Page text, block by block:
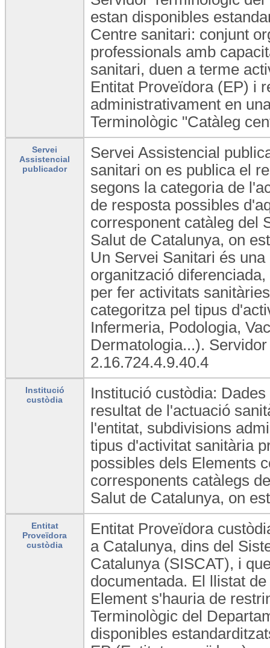
estan disponibles
Centre sanitari: conjunt
professionals amb
sanitari, duen a terme
Entitat Proveïdora (EP) i
administrativament en
Terminològic "Catàleg
Servei
Assistencial
publicador
Servei Assistencial
sanitari on es publica el
segons la categoria de
de resposta possibles
corresponent catàleg del
Salut de Catalunya, on
Un Servei Sanitari és
organització
per fer activitats
categoritza pel tipus
Infermeria, Podologia,
Dermatologia...).
2.16.724.4.9.40.4
Institució
custòdia
Institució custòdia:
resultat de l'actuació
l'entitat, subdivisions
tipus d'activitat sanitària
possibles dels Elements
corresponents catàlegs
Salut de Catalunya, on
Entitat
Proveïdora
custòdia
Entitat Proveïdora
a Catalunya, dins del
Catalunya (SISCAT), i
documentada. El llistat
Element s'hauria de
Terminològic del
disponibles